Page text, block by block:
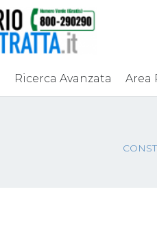
Ricerca Avanzata Area